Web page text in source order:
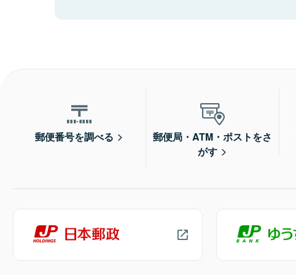
郵便番号を調べる
郵便局・ATM・ポストをさ
がす